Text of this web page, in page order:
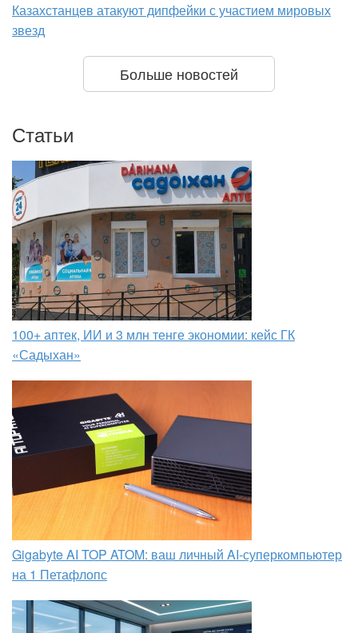
Казахстанцев атакуют дипфейки с участием мировых
звезд
Больше новостей
Статьи
100+ аптек, ИИ и 3 млн тенге экономии: кейс ГК
«Садыхан»
Gigabyte AI TOP ATOM: ваш личный AI-суперкомпьютер
на 1 Петафлопс